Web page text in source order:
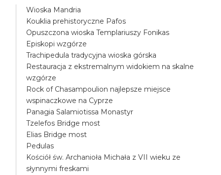
Wioska Mandria
Kouklia prehistoryczne Pafos
Opuszczona wioska Templariuszy Fonikas
Episkopi wzgórze
Trachipedula tradycyjna wioska górska
Restauracja z ekstremalnym widokiem na skalne
wzgórze
Rock of Chasampoulion najlepsze miejsce
wspinaczkowe na Cyprze
Panagia Salamiotissa Monastyr
Tzelefos Bridge most
Elias Bridge most
Pedulas
Kościół św. Archanioła Michała z VII wieku ze
słynnymi freskami